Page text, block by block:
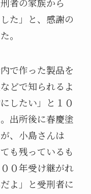
た」と、感謝の
。
で作った製品を
どで知られるよ
したい」と１０
出所後に春慶塗
、小島さんは
も残っているも
０年受け継がれ
よ」と受刑者に